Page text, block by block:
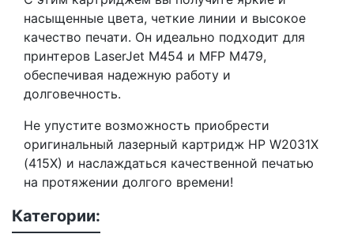
насыщенные цвета, четкие линии и высокое
качество печати. Он идеально подходит для
принтеров LaserJet M454 и MFP M479,
обеспечивая надежную работу и
долговечность.
Не упустите возможность приобрести
оригинальный лазерный картридж HP W2031X
(415X) и наслаждаться качественной печатью
на протяжении долгого времени!
Категории: